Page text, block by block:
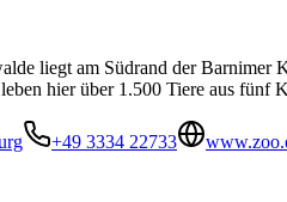
liegt am Südrand der
hier über 1.500 Tiere aus
+49 3334 22733